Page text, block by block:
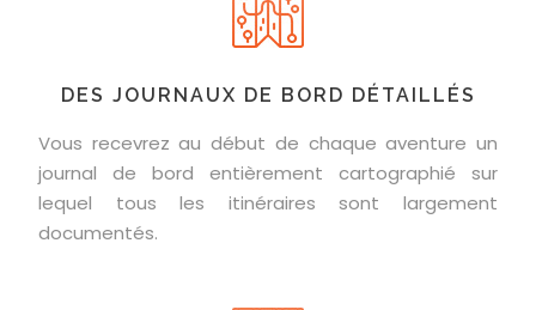
DES JOURNAUX DE BORD DÉTAILLÉS
Vous recevrez au début de chaque aventure un
journal de bord entièrement cartographié sur
lequel tous les itinéraires sont largement
documentés.